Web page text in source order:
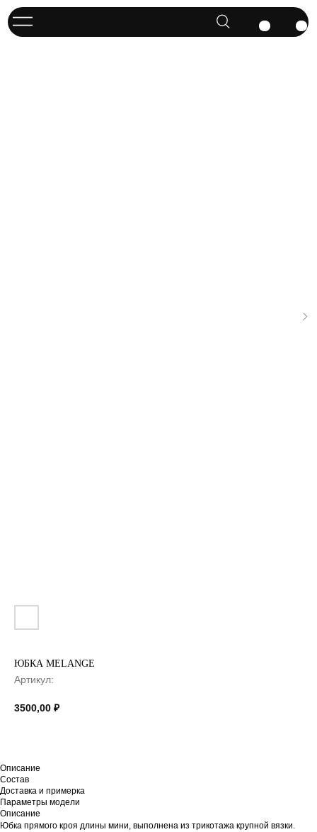
ЮБКА MELANGE
Артикул:
3500,00 ₽
Описание
Состав
Доставка и примерка
Параметры модели
Описание
Юбка прямого кроя длины мини, выполнена из трикотажа крупной вязки.